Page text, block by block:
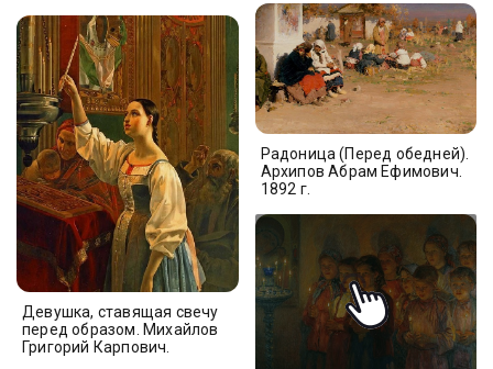
Девушка, ставящая свечу
перед образом. Михайлов
Григорий Карпович.
Радоница (Перед обедней).
Архипов Абрам Ефимович.
1892 г.